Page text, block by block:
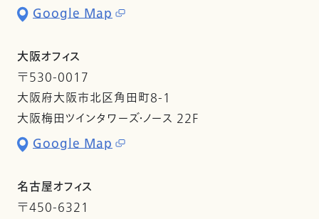
Google Map
大阪オフィス
〒530-0017
大阪府大阪市北区角田町8-1
大阪梅田ツインタワーズ・ノース 22F
Google Map
名古屋オフィス
〒450-6321